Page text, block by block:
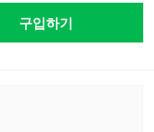
구입하기